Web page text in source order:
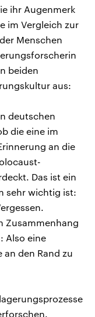
ihr Augenmerk
im Vergleich zur
Menschen
beiden
aus:
deutschen
die eine im
an die
Das ist ein
sehr wichtig ist:
Zusammenhang
Also eine
den Rand zu